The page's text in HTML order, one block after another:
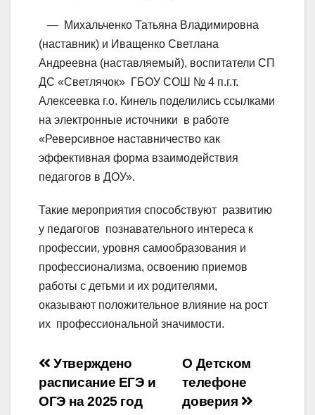
— Михальченко Татьяна Владимировна
(наставник) и Иващенко Светлана
Андреевна (наставляемый), воспитатели СП
ДС «Светлячок» ГБОУ СОШ № 4 п.г.т.
Алексеевка г.о. Кинель поделились ссылками
на электронные источники в работе
«Реверсивное наставничество как
эффективная форма взаимодействия
педагогов в ДОУ».
Такие мероприятия способствуют развитию
у педагогов познавательного интереса к
профессии, уровня самообразования и
профессионализма, освоению приемов
работы с детьми и их родителями,
оказывают положительное влияние на рост
их профессиональной значимости.
Навигация
по
О Детском
телефоне
доверия
Утверждено
расписание ЕГЭ и
ОГЭ на 2025 год